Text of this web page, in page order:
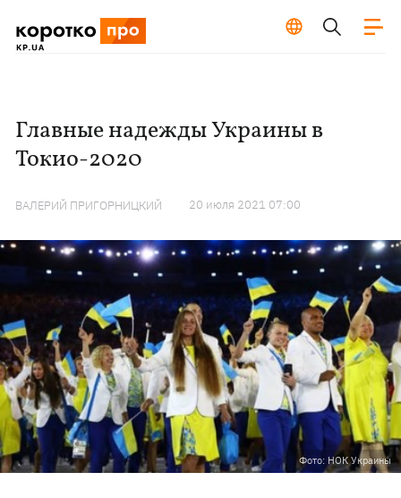
Главные надежды Украины в
Токио-2020
ВАЛЕРИЙ ПРИГОРНИЦКИЙ 20 июля 2021 07:00
Фото: НОК Украины